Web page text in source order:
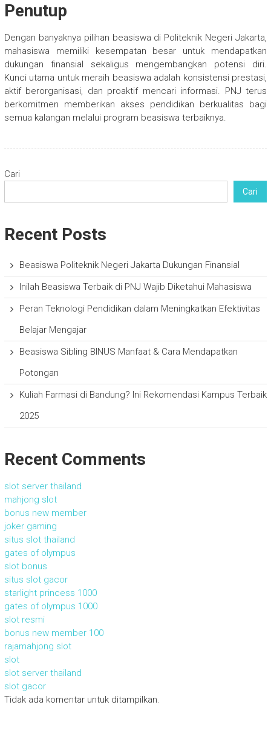
Penutup
Dengan banyaknya pilihan beasiswa di Politeknik Negeri Jakarta,
mahasiswa memiliki kesempatan besar untuk mendapatkan
dukungan finansial sekaligus mengembangkan potensi diri.
Kunci utama untuk meraih beasiswa adalah konsistensi prestasi,
aktif berorganisasi, dan proaktif mencari informasi. PNJ terus
berkomitmen memberikan akses pendidikan berkualitas bagi
semua kalangan melalui program beasiswa terbaiknya.
Cari
Cari
Recent Posts
Beasiswa Politeknik Negeri Jakarta Dukungan Finansial
Inilah Beasiswa Terbaik di PNJ Wajib Diketahui Mahasiswa
Peran Teknologi Pendidikan dalam Meningkatkan Efektivitas
Belajar Mengajar
Beasiswa Sibling BINUS Manfaat & Cara Mendapatkan
Potongan
Kuliah Farmasi di Bandung? Ini Rekomendasi Kampus Terbaik
2025
Recent Comments
slot server thailand
mahjong slot
bonus new member
joker gaming
situs slot thailand
gates of olympus
slot bonus
situs slot gacor
starlight princess 1000
gates of olympus 1000
slot resmi
bonus new member 100
rajamahjong slot
slot
slot server thailand
slot gacor
Tidak ada komentar untuk ditampilkan.